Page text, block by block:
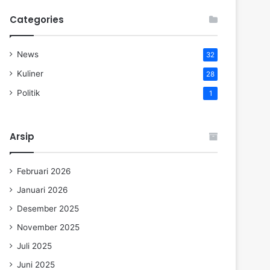
Categories
News 32
Kuliner 28
Politik 1
Arsip
Februari 2026
Januari 2026
Desember 2025
November 2025
Juli 2025
Juni 2025